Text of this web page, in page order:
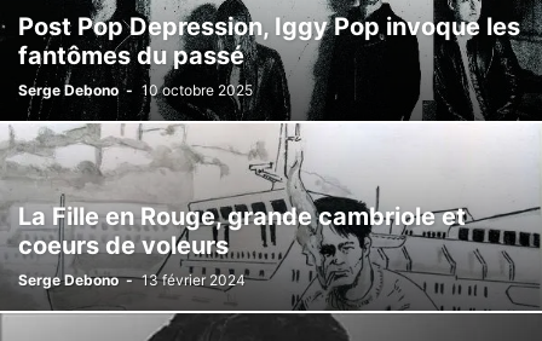
Post Pop Depression, Iggy Pop invoque les
fantômes du passé
Serge Debono - 10 octobre 2025
La Fille en Rouge, grande cambriole et
coeurs de voleurs
Serge Debono - 13 février 2024